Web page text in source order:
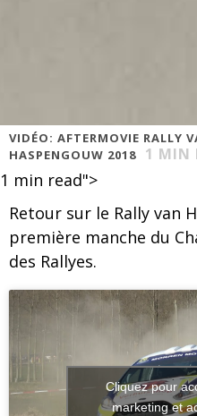
VIDÉO: AFTERMOVIE RALLY
HASPENGOUW 2018
1 MIN
1 min read">
Retour sur le Rally van
première manche du
des Rallyes.
Cliquez pour
marketing et